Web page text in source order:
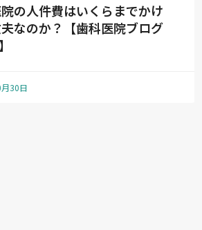
の人件費はいくらまでかけ
なのか？【歯科医院ブログ
30日